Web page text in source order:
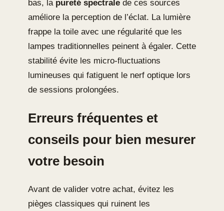
bas, la pureté spectrale de ces sources
améliore la perception de l’éclat. La lumière
frappe la toile avec une régularité que les
lampes traditionnelles peinent à égaler. Cette
stabilité évite les micro-fluctuations
lumineuses qui fatiguent le nerf optique lors
de sessions prolongées.
Erreurs fréquentes et
conseils pour bien mesurer
votre besoin
Avant de valider votre achat, évitez les
pièges classiques qui ruinent les